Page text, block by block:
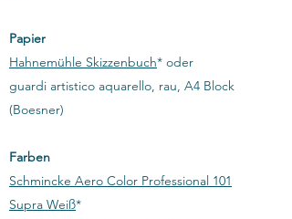
Papier
Hahnemühle Skizzenbuch* oder
guardi artistico aquarello, rau, A4 Block
(Boesner)
Farben
Schmincke Aero Color Professional 101
Supra Weiß*